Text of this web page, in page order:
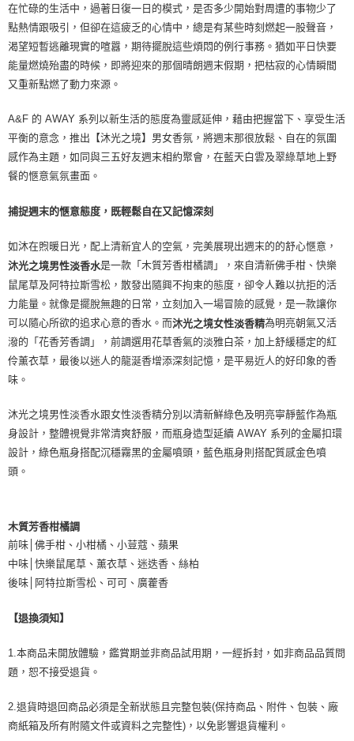
在忙碌的生活中，過著日復一日的模式，是否多少開始對周遭的事物少了
點熱情跟吸引，但卻在這疲乏的心情中，總是有某些時刻燃起一股聲音，
渴望短暫逃離現實的喧囂，期待擺脫這些煩悶的例行事務。猶如平日快要
能量燃燒殆盡的時候，即將迎來的那個晴朗週末假期，把枯寂的心情瞬間
又重新點燃了動力來源。
A&F 的 AWAY 系列以新生活的態度為靈感延伸，藉由把握當下、享受生活
平衡的意念，推出【沐光之境】男女香氛，將週末那很放鬆、自在的氛圍
感作為主題，如同與三五好友週末相約聚會，在藍天白雲及翠綠草地上野
餐的愜意氣氛畫面。
捕捉週末的愜意態度，既輕鬆自在又記憶深刻
如沐在煦暖日光，配上清新宜人的空氣，完美展現出週末的的舒心愜意，
沐光之境男性淡香水是一款「木質芳香柑橘調」，來自清新佛手柑、快樂
鼠尾草及阿特拉斯雪松，散發出隨興不拘束的態度，卻令人難以抗拒的活
力能量。就像是擺脫無趣的日常，立刻加入一場冒險的感覺，是一款讓你
可以隨心所欲的追求心意的香水。而沐光之境女性淡香精為明亮朝氣又活
潑的「花香芳香調」，前調選用花草香氣的淡雅白茶，加上舒緩穩定的紅
伶薰衣草，最後以迷人的龍涎香增添深刻記憶，是平易近人的好印象的香
味。
沐光之境男性淡香水跟女性淡香精分別以清新鮮綠色及明亮寧靜藍作為瓶
身設計，整體視覺非常清爽舒服，而瓶身造型延續 AWAY 系列的金屬扣環
設計，綠色瓶身搭配沉穩霧黑的金屬噴頭，藍色瓶身則搭配質感金色噴
頭。
木質芳香柑橘調
前味│佛手柑、小柑橘、小荳蔻、蘋果
中味│快樂鼠尾草、薰衣草、迷迭香、絲柏
後味│阿特拉斯雪松、可可、廣藿香
【退換須知】
1.本商品未開放體驗，鑑賞期並非商品試用期，一經拆封，如非商品品質問
題，恕不接受退貨。
2.退貨時退回商品必須是全新狀態且完整包裝(保持商品、附件、包裝、廠
商紙箱及所有附隨文件或資料之完整性)，以免影響退貨權利。